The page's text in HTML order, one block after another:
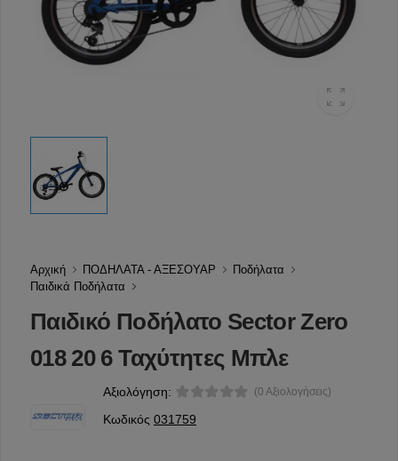
Αρχική ΠΟΔΗΛΑΤΑ - ΑΞΕΣΟΥΑΡ
Ποδήλατα
Παιδικά Ποδήλατα
Παιδικό Ποδήλατο Sector Zero
018 20 6 Ταχύτητες Μπλε
Αξιολόγηση: (0 Αξιολογήσεις)
Κωδικός 031759